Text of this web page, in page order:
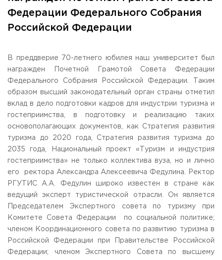
Общежитие / Кампус РГУТИС
Work with disabled and handicapped people
Contacts
Scientific activity
Additional education
Федеральный ресурсный центр
системе ВО
Federal educational and methodical association in the
system of secondary vocational education
Labor union committee
Competition of teaching staff
Information about educational organization
99 Glavnaya Street, dp.Cherkizovo, Urban district Pushkinsky,
Moscow region, 141221
TELEPHONES:
+7 (495) 940 83 00
E-MAIL
obrashenia@rguts.ru
WORKING HOURS
Mo-th: from 09:00 to 18:00;
Fr: from 09:00 to 16:45;
Федерации Федерального Собрания
Российской Федерации
В преддверие 70-летнего юбилея наш университет был
награжден Почетной Грамотой Совета Федерации
Федерального Собрания Российской Федерации. Таким
образом высший законодательный орган страны отметил
вклад в дело подготовки кадров для индустрии туризма и
гостеприимства, в подготовку и реализацию таких
основополагающих документов, как Стратегия развития
туризма до 2020 года, Стратегия развития туризма до
2035 года, Национальный проект «Туризм и индустрия
гостеприимства» не только коллектива вуза, но и лично
его ректора Александра Алексеевича Федулина. Ректор
РГУТИС А.А. Федулин широко известен в стране как
ведущий эксперт туристической отрасли. Он является
Председателем Экспертного совета по туризму при
Комитете Совета Федерации по социальной политике;
членом Координационного совета по развитию туризма в
Российской Федерации при Правительстве Российской
Федерации; членом Экспертного Совета по высшему